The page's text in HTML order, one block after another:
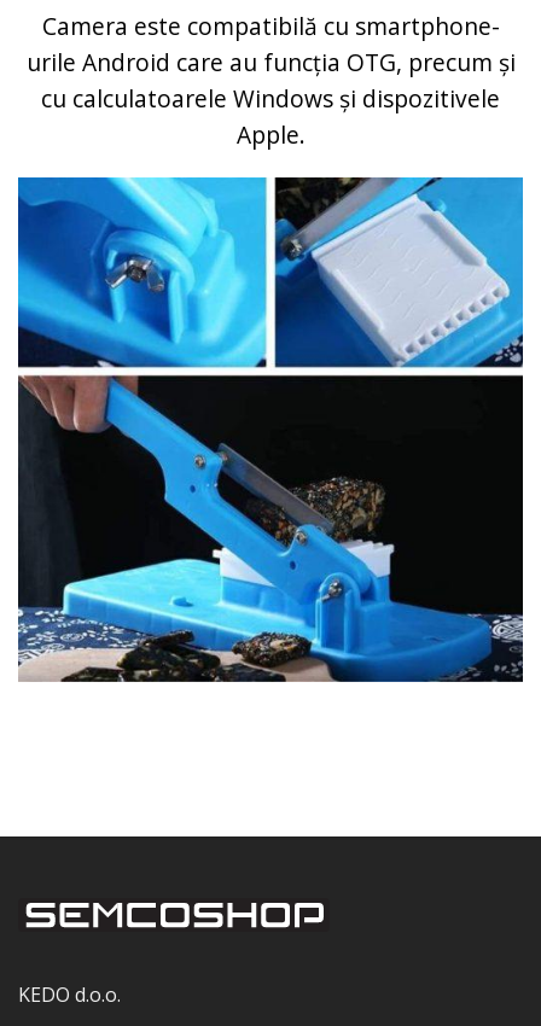
Camera este compatibilă cu smartphone-
urile Android care au funcția OTG, precum și
cu calculatoarele Windows și dispozitivele
Apple.
KEDO d.o.o.